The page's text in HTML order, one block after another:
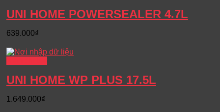
UNI HOME POWERSEALER 4.7L
639.000₫
UNI HOME WP PLUS 17.5L
1.649.000₫